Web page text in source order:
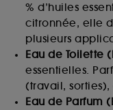
% d’huiles
citronnée, elle
plusieurs
Eau de Toilette
essentielles.
(travail,
Eau de Parfum